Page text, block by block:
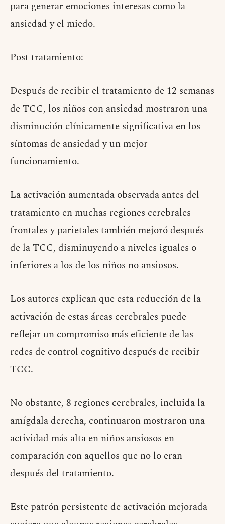
para generar emociones interesas como la
ansiedad y el miedo.
Post tratamiento:
Después de recibir el tratamiento de 12 semanas
de TCC, los niños con ansiedad mostraron una
disminución clínicamente significativa en los
síntomas de ansiedad y un mejor
funcionamiento.
La activación aumentada observada antes del
tratamiento en muchas regiones cerebrales
frontales y parietales también mejoró después
de la TCC, disminuyendo a niveles iguales o
inferiores a los de los niños no ansiosos.
Los autores explican que esta reducción de la
activación de estas áreas cerebrales puede
reflejar un compromiso más eficiente de las
redes de control cognitivo después de recibir
TCC.
No obstante, 8 regiones cerebrales, incluida la
amígdala derecha, continuaron mostraron una
actividad más alta en niños ansiosos en
comparación con aquellos que no lo eran
después del tratamiento.
Este patrón persistente de activación mejorada